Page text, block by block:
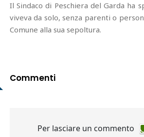
Il Sindaco di Peschiera del Garda ha
viveva da solo, senza parenti o
Comune alla sua sepoltura.
Commenti